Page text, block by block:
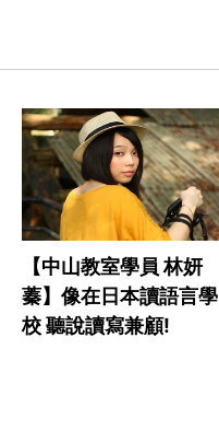
【中山教室學員 林妍
蓁】像在日本讀語言學
校 聽說讀寫兼顧!